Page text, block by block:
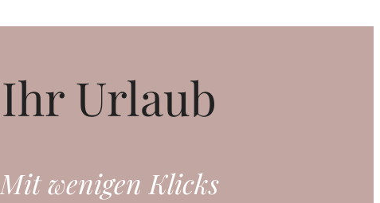
Ihr Urlaub
Mit wenigen Klicks